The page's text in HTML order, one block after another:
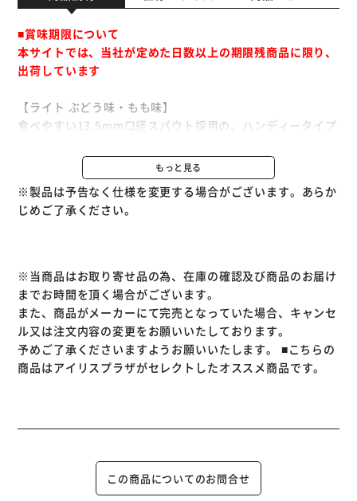
■賞味期限について
本サイトでは、当社が定めた日数以上の期限残商品に限り、
出荷しています
【ライト ぶどう味・もも味】
食べやすい13.5mm口径スパウト採用の、ハンディータイプ
クラッシュした蒟蒻畑とジューシーな果汁ジュレが特長の、
パウチタイプのフルーツこんにゃくです。
「おなかの調子を整える」、消費者庁許可特定保健用食品。
・ぶどう味
った39kcal。
・もも味
香り高くジューシーなももを、丸ごとかじった時に広がる果
実感を表現しました。1食（150g）あたりに食物繊維が6.5g
も入って、カロリーはたった36kcal。
1個（150g）あたり54kcalと低カロリーで、食物繊維もた
っぷり6.8g配合しました。
もっと見る
※製品は予告なく仕様を変更する場合がございます。あらか
じめご了承ください。
※当商品はお取り寄せ品の為、在庫の確認及び商品のお届け
までお時間を頂く場合がございます。
また、商品がメーカーにて完売となっていた場合、キャンセ
ル又は注文内容の変更をお願いいたしております。
予めご了承くださいますようお願いいたします。 ■こちらの
商品はアイリスプラザがセレクトしたオススメ商品です。
この商品についてのお問合せ